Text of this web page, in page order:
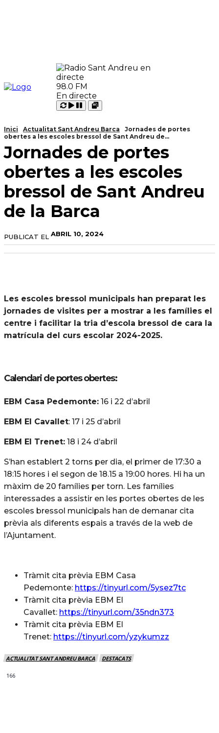
98.0 FM
En directe
Carregant
Reproduir
Pausar
Open
Inici Actualitat Sant Andreu Barca
Jornades de portes
obertes a les escoles bressol de Sant Andreu de...
Jornades de portes
obertes a les escoles
bressol de Sant Andreu
de la Barca
PUBLICAT EL ABRIL 10, 2024
Les escoles bressol municipals han preparat les
jornades de visites per a mostrar a les famílies el
centre i facilitar la tria d’escola bressol de cara la
matrícula del curs escolar 2024-2025.
Calendari de portes obertes:
EBM Casa Pedemonte: 16 i 22 d’abril
EBM El Cavallet: 17 i 25 d’abril
EBM El Trenet: 18 i 24 d’abril
S’han establert 2 torns per dia, el primer de 17:30 a
18:15 hores i el segon de 18.15 a 19:00 hores. Hi ha un
màxim de 20 famílies per torn. Les famílies
interessades a assistir en les portes obertes de les
escoles bressol municipals han de demanar cita
prèvia als diferents espais a través de la web de
l’Ajuntament.
Tràmit cita prèvia EBM Casa
Pedemonte: https://tinyurl.com/5ysez7tc
Tràmit cita prèvia EBM El
Cavallet: https://tinyurl.com/35ndn373
Tràmit cita prèvia EBM El
Trenet: https://tinyurl.com/yzykumzz
ACTUALITAT SANT ANDREU BARCA DESTACATS
166